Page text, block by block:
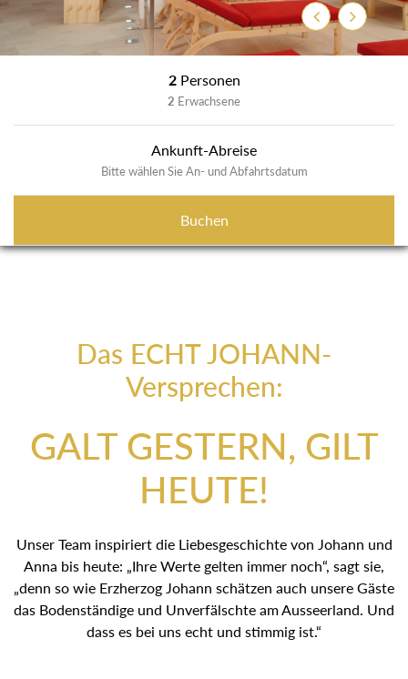
ZurückWeiter
2 Personen
2 Erwachsene
Ankunft-Abreise
Bitte wählen Sie An- und Abfahrtsdatum
Buchen
Das ECHT JOHANN-
Versprechen:
GALT GESTERN, GILT
HEUTE!
Unser Team inspiriert die Liebesgeschichte von Johann und
Anna bis heute: „Ihre Werte gelten immer noch“, sagt sie,
„denn so wie Erzherzog Johann schätzen auch unsere Gäste
das Bodenständige und Unverfälschte am Ausseerland. Und
dass es bei uns echt und stimmig ist.“